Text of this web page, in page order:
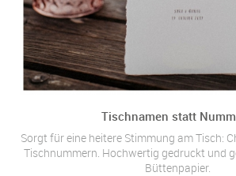
Tischnamen statt
Sorgt für eine heitere Stimmung am Tisch:
Tischnummern. Hochwertig gedruckt und
Büttenpapier.